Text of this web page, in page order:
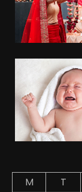
M T